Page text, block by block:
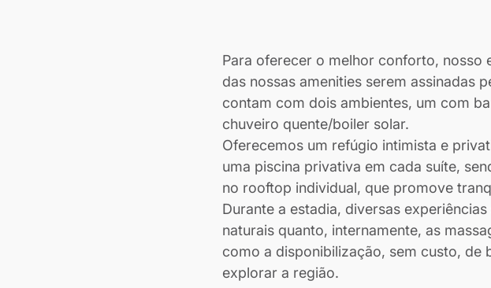
Para oferecer o melhor conforto, nosso
das nossas amenities serem assinadas
contam com dois ambientes, um com
chuveiro quente/boiler solar.
Oferecemos um refúgio intimista e
uma piscina privativa em cada suíte,
no rooftop individual, que promove
Durante a estadia, diversas
naturais quanto, internamente, as
como a disponibilização, sem custo, de
explorar a região.